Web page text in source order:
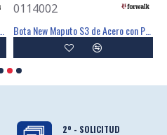
0114002
2º - SOLICITUD